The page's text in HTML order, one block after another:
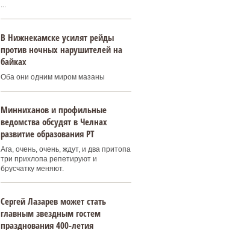
...
В Нижнекамске усилят рейды
против ночных нарушителей на
байках
Оба они одним миром мазаны
Минниханов и профильные
ведомства обсудят в Челнах
развитие образования РТ
Ага, очень, очень, ждут, и два притопа
три прихлопа репетируют и
брусчатку меняют.
Сергей Лазарев может стать
главным звездным гостем
празднования 400‑летия